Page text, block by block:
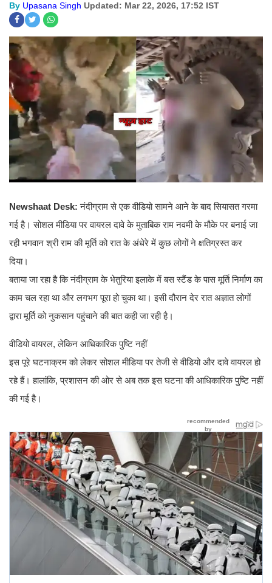
By Upasana Singh Updated: Mar 22, 2026, 17:52 IST
Newshaat Desk:नंदीग्राम से एक वीडियो सामने आने के बाद सियासत गरमा
गई है। सोशल मीडिया पर वायरल दावे के मुताबिक राम नवमी के मौके पर बनाई जा
रही भगवान श्री राम की मूर्ति को रात के अंधेरे में कुछ लोगों ने क्षतिग्रस्त कर
दिया।
बताया जा रहा है कि नंदीग्राम के भेतुरिया इलाके में बस स्टैंड के पास मूर्ति निर्माण का
काम चल रहा था और लगभग पूरा हो चुका था। इसी दौरान देर रात अज्ञात लोगों
द्वारा मूर्ति को नुकसान पहुंचाने की बात कही जा रही है।
वीडियो वायरल, लेकिन आधिकारिक पुष्टि नहीं
इस पूरे घटनाक्रम को लेकर सोशल मीडिया पर तेजी से वीडियो और दावे वायरल हो
रहे हैं। हालांकि, प्रशासन की ओर से अब तक इस घटना की आधिकारिक पुष्टि नहीं
की गई है।